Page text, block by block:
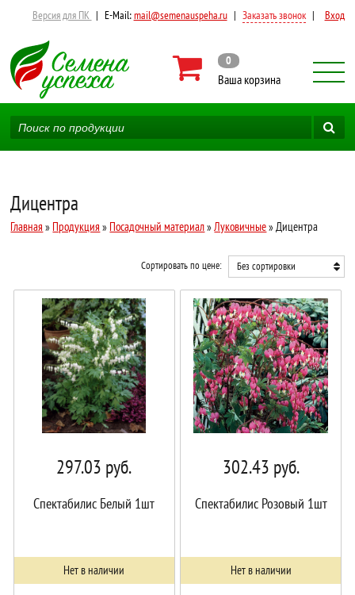
Версия для ПК | E-Mail:mail@semenauspeha.ru | Заказать звонок | Вход
0
Ваша корзина
Дицентра
Главная » Продукция » Посадочный материал» Луковичные» Дицентра
Сортировать по цене: Без сортировки
297.03 руб.
Спектабилис Белый 1шт
Нет в наличии
302.43 руб.
Спектабилис Розовый 1шт
Нет в наличии